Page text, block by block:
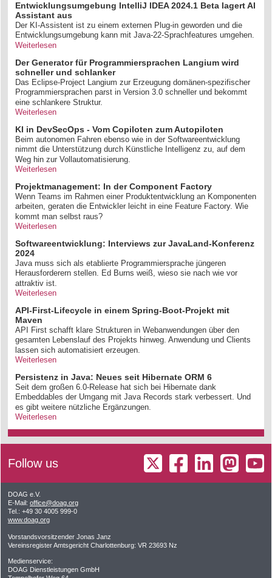
Entwicklungsumgebung IntelliJ IDEA 2024.1 Beta lagert AI
Assistant aus
Der KI-Assistent ist zu einem externen Plug-in geworden und die
Entwicklungsumgebung kann mit Java-22-Sprachfeatures umgehen.
Weiterlesen
Der Generator für Programmiersprachen Langium wird
schneller und schlanker
Das Eclipse-Project Langium zur Erzeugung domänen-spezifischer
Programmiersprachen parst in Version 3.0 schneller und bekommt
eine schlankere Struktur.
Weiterlesen
KI in DevSecOps - Vom Copiloten zum Autopiloten
Beim autonomen Fahren ebenso wie in der Softwareentwicklung
nimmt die Unterstützung durch Künstliche Intelligenz zu, auf dem
Weg hin zur Vollautomatisierung.
Weiterlesen
Projektmanagement: In der Component Factory
Wenn Teams im Rahmen einer Produktentwicklung an Komponenten
arbeiten, geraten die Entwickler leicht in eine Feature Factory. Wie
kommt man selbst raus?
Weiterlesen
Softwareentwicklung: Interviews zur JavaLand-Konferenz
2024
Java muss sich als etablierte Programmiersprache jüngeren
Herausforderern stellen. Ed Burns weiß, wieso sie nach wie vor
attraktiv ist.
Weiterlesen
API-First-Lifecycle in einem Spring-Boot-Projekt mit
Maven
API First schafft klare Strukturen in Webanwendungen über den
gesamten Lebenslauf des Projekts hinweg. Anwendung und Clients
lassen sich automatisiert erzeugen.
Weiterlesen
Persistenz in Java: Neues seit Hibernate ORM 6
Seit dem großen 6.0-Release hat sich bei Hibernate dank
Embeddables der Umgang mit Java Records stark verbessert. Und
es gibt weitere nützliche Ergänzungen.
Weiterlesen
Follow us
DOAG e.V.
E-Mail: office@doag.org
Tel.: +49 30 4005 999-0
www.doag.org
Vorstandsvorsitzender Jonas Janz
Vereinsregister Amtsgericht Charlottenburg: VR 23693 Nz
Medienservice:
DOAG Dienstleistungen GmbH